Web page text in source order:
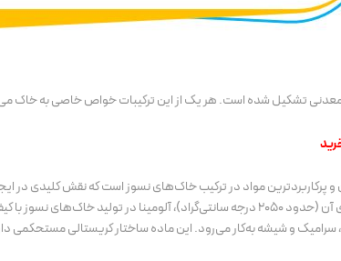
تشکیل شده است. هر یک از این ترکیبات خواص خاصی به خاک
و پرکاربردترین مواد در ترکیب خاک‌های نسوز است که نقش کلیدی در
به دلیل نقطه ذوب بالای آن (حدود ۲۰۵۰ درجه سانتی‌گراد)، آلومینا در
سرامیک و شیشه به‌کار می‌رود. این ماده ساختار کریستالی